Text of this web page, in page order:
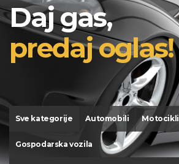
Daj gas,
predaj oglas!
Sve kategorije Automobili Motocikli
Gospodarska vozila